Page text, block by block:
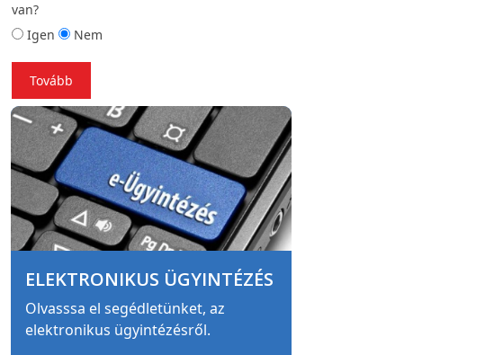
van?
Igen
Nem
Tovább
ELEKTRONIKUS ÜGYINTÉZÉS
Olvasssa el segédletünket, az
elektronikus ügyintézésről.